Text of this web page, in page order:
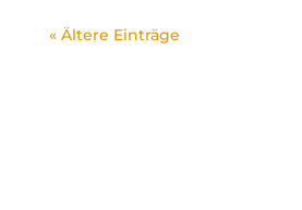
« Ältere Einträge